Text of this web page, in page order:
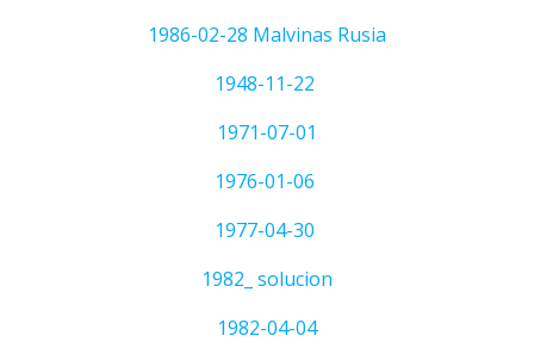
1986-02-28 Malvinas Rusia
1948-11-22
1971-07-01
1976-01-06
1977-04-30
1982_ solucion
1982-04-04